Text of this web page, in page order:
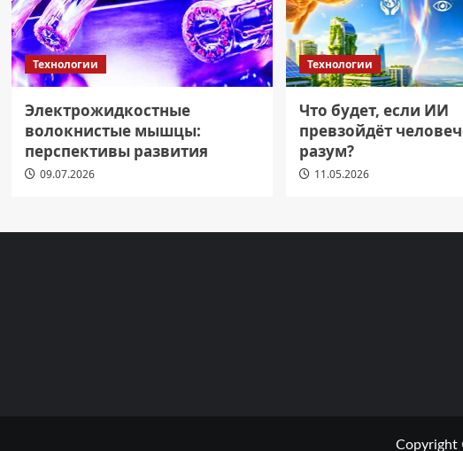
Технологии
Электрожидкостные
волокнистые мышцы:
перспективы развития
09.07.2026
Технологии
Что будет, если ИИ
превзойдёт
разум?
11.05.2026
Copyright